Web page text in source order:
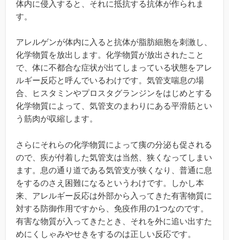
体内に侵入すると、それに抵抗する抗体が作られま
す。
アレルゲンが体内に入ると抗体が脂肪細胞を刺激し、
化学物質を放出します。化学物質が放出されたこと
で、体に不都合な症状が出てしまっている状態をアレ
ルギー反応と呼んでいるわけです。気管支喘息の場
合、ヒスタミンやプロスタグランジンをはじめとする
化学物質によって、気管支のまわりにある平滑筋とい
う筋肉が収縮します。
さらにそれらの化学物質によって痍の分泌も促される
ので、疾が付着した気管支は当然、狭くなってしまい
ます。息の通り道である気管支が狭くなり、普通に息
をするのさえ困難になるというわけです。しかし本
来、アレルギー反応は外部から入ってきた有害物質に
対する防御作用ですから、免疫作用の1つなのです。
有害な物質が入ってきたとき、それを外に追い出すた
めにくしゃみやせきをするのは正しい反応です。